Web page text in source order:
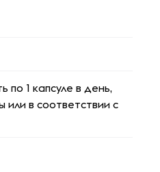
по 1 капсуле в день,
или в соответствии с